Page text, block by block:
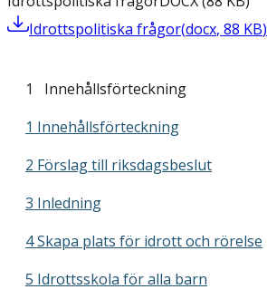
Idrottspolitiska frågor(docx, 88 KB)
1 Innehållsförteckning
1 Innehållsförteckning
2 Förslag till riksdagsbeslut
3 Inledning
4 Skapa plats för idrott och rörelse
5 Idrottsskola för alla barn